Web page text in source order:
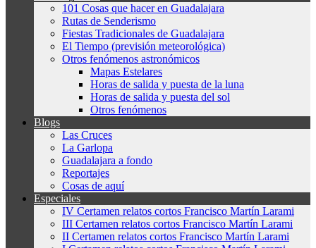
101 Cosas que hacer en Guadalajara
Rutas de Senderismo
Fiestas Tradicionales de Guadalajara
El Tiempo (previsión meteorológica)
Otros fenómenos astronómicos
Mapas Estelares
Horas de salida y puesta de la luna
Horas de salida y puesta del sol
Otros fenómenos
Blogs
Las Cruces
La Garlopa
Guadalajara a fondo
Reportajes
Cosas de aquí
Especiales
IV Certamen relatos cortos Francisco Martín Larami
III Certamen relatos cortos Francisco Martín Larami
II Certamen relatos cortos Francisco Martín Larami